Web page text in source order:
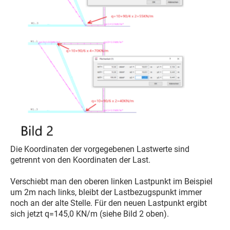
Die Koordinaten der vorgegebenen Lastwerte sind
getrennt von den Koordinaten der Last.
Verschiebt man den oberen linken Lastpunkt im Beispiel
um 2m nach links, bleibt der Lastbezugspunkt immer
noch an der alte Stelle. Für den neuen Lastpunkt ergibt
sich jetzt q=145,0 KN/m (siehe Bild 2 oben).